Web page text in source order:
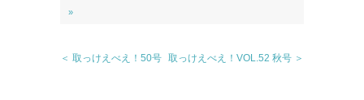
»
＜ 取っけえべえ！50号 取っけえべえ！VOL.52 秋号 ＞